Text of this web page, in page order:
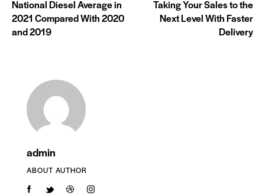
National Diesel Average in
2021 Compared With 2020
and 2019
Taking Your Sales to the
Next Level With Faster
Delivery
admin
ABOUT AUTHOR